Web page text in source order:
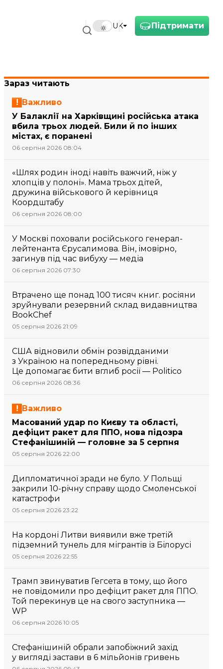
Підтримати
UK
Зараз читають
Важливо
У Балаклії на Харківщині російська атака
вбила трьох людей. Били й по інших
містах, є поранені
06 серпня 2026 08:04
«Шлях родин іноді навіть важчий, ніж у
хлопців у полоні». Мама трьох дітей,
дружина військового й керівниця
Коордштабу
06 серпня 2026 08:00
У Москві поховали російського генерал-
лейтенанта Єрусалимова. Він, імовірно,
загинув під час вибуху — медіа
06 серпня 2026 07:30
Втрачено ще понад 100 тисяч книг. росіяни
зруйнували резервний склад видавництва
BookChef
05 серпня 2026 21:09
США відновили обмін розвідданими
з Україною на попередньому рівні.
Це допомагає бити вглиб росії — Politico
06 серпня 2026 08:36
Важливо
Масований удар по Києву та області,
дефіцит ракет для ППО, нова підозра
Стефанішиній — головне за 5 серпня
05 серпня 2026 22:00
Дипломатичної зради не було. У Польщі
закрили 10-річну справу щодо Смоленської
катастрофи
05 серпня 2026 23:22
На кордоні Литви виявили вже третій
підземний тунель для мігрантів із Білорусі
05 серпня 2026 22:55
Трамп звинуватив Гегсета в тому, що його
не повідомили про дефіцит ракет для ППО.
Той перекинув це на свого заступника —
WP
06 серпня 2026 10:05
Стефанішиній обрали запобіжний захід
у вигляді застави в 6 мільйонів гривень